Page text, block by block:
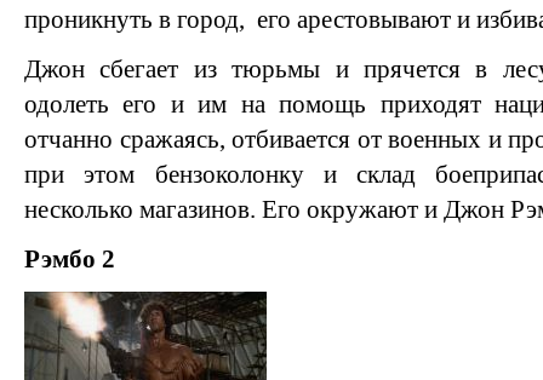
проникнуть в город, его арестовывают и
Джон сбегает из тюрьмы и прячется в
одолеть его и им на помощь приходят
отчанно сражаясь, отбивается от военных и
при этом бензоколонку и склад
несколько магазинов. Его окружают и Джон
Рэмбо 2